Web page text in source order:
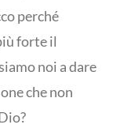
perché
forte il
noi a dare
che non